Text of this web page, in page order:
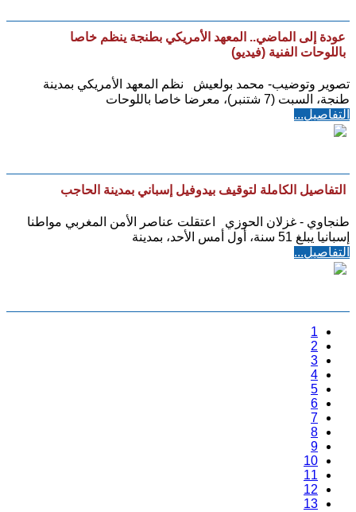
عودة إلى الماضي.. المعهد الأمريكي بطنجة ينظم خاصا
باللوحات الفنية (فيديو)
تصوير وتوضيب- محمد بولعيش نظم المعهد الأمريكي بمدينة
طنجة، السبت (7 شتنبر)، معرضا خاصا باللوحات
التفاصيل...
التفاصيل الكاملة لتوقيف بيدوفيل إسباني بمدينة الحاجب
طنجاوي - غزلان الحوزي اعتقلت عناصر الأمن المغربي مواطنا
إسبانيا يبلغ 51 سنة، أول أمس الأحد، بمدينة
التفاصيل...
1
2
3
4
5
6
7
8
9
10
11
12
13